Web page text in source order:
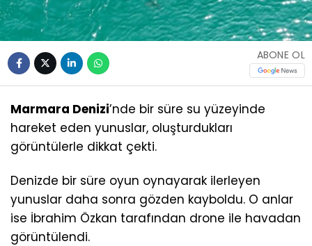
ABONE OL
Marmara Denizi’nde bir süre su yüzeyinde
hareket eden yunuslar, oluşturdukları
görüntülerle dikkat çekti.
Denizde bir süre oyun oynayarak ilerleyen
yunuslar daha sonra gözden kayboldu. O anlar
ise İbrahim Özkan tarafından drone ile havadan
görüntülendi.